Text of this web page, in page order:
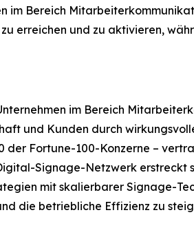
im Bereich
erreichen und zu aktivieren,
im Bereich
und Kunden durch
der Fortune-100-Konzerne –
Signage-Netzwerk
mit skalierbarer Signage-
die betriebliche Effizienz zu